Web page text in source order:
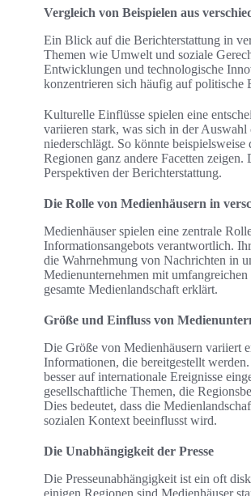
Vergleich von Beispielen aus
Ein Blick auf die Berichterstattung in
Themen wie Umwelt und soziale
Entwicklungen und technologische
konzentrieren sich häufig auf politische
Kulturelle Einflüsse spielen eine
variieren stark, was sich in der
niederschlägt. So könnte
Regionen ganz andere Facetten
Perspektiven der Berichterstattung.
Die Rolle von Medienhäusern in
Medienhäuser spielen eine zentrale
Informationsangebots verantwortlich.
die Wahrnehmung von Nachrichten in
Medienunternehmen mit
gesamte Medienlandschaft erklärt.
Größe und Einfluss von
Die Größe von Medienhäusern variiert
Informationen, die bereitgestellt
besser auf internationale Ereignisse
gesellschaftliche Themen, die
Dies bedeutet, dass die
sozialen Kontext beeinflusst wird.
Die Unabhängigkeit der Presse
Die Presseunabhängigkeit ist ein oft
einigen Regionen sind Medienhäuser